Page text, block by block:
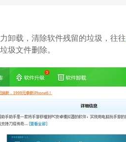
载，清除软件残留的垃圾，往往
圾文件删除。